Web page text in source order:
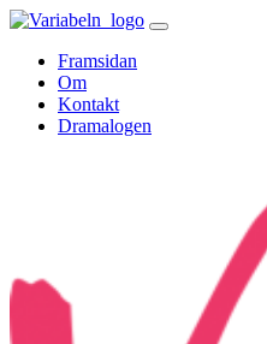
Skip
contentFramsidan
Om
Kontakt
Dramalogen